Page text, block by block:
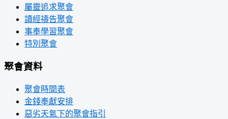
屬靈追求聚會
讀經禱告聚會
事奉學習聚會
特別聚會
聚會資料
聚會時間表
金錢奉獻安排
惡劣天氣下的聚會指引